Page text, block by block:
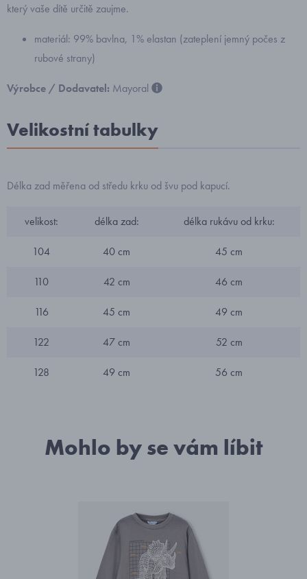
který vaše dítě určitě zaujme.
materiál: 99% bavlna, 1% elastan (zateplení jemný počes z
rubové strany)
Výrobce / Dodavatel: Mayoral
Velikostní tabulky
Délka zad měřena od středu krku od švu pod kapucí.
velikost: délka zad: délka rukávu od krku:
104 40 cm 45 cm
110 42 cm 46 cm
116 45 cm 49 cm
122 47 cm 52 cm
128 49 cm 56 cm
Mohlo by se vám líbit